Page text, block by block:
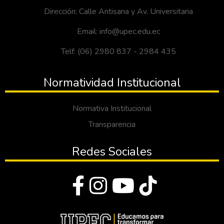
Dirección: Calle Antisana y Av. Universitaria
Email: info@upec.edu.ec
Telf: (06) 2980 837 - 2984 435
Normatividad Institucional
Normativa Institucional
Transparencia
Redes Sociales